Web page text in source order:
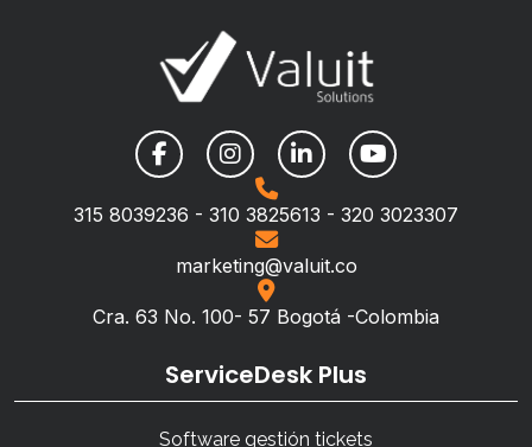
315 8039236 - 310 3825613 - 320 3023307
marketing@valuit.co
Cra. 63 No. 100- 57 Bogotá -Colombia
ServiceDesk Plus
Software gestión tickets